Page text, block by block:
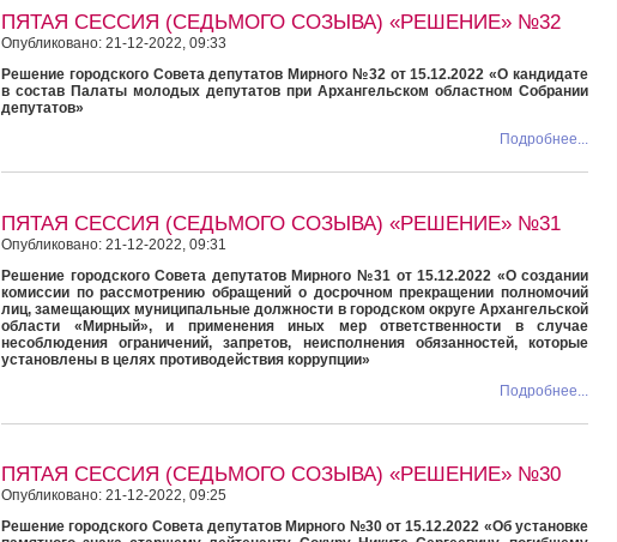
ПЯТАЯ СЕССИЯ (СЕДЬМОГО СОЗЫВА) «РЕШЕНИЕ» №32
Опубликовано: 21-12-2022, 09:33
Решение городского Совета депутатов Мирного №32 от 15.12.2022 «О кандидате
в состав Палаты молодых депутатов при Архангельском областном Собрании
депутатов»
Подробнее...
ПЯТАЯ СЕССИЯ (СЕДЬМОГО СОЗЫВА) «РЕШЕНИЕ» №31
Опубликовано: 21-12-2022, 09:31
Решение городского Совета депутатов Мирного №31 от 15.12.2022 «О создании
комиссии по рассмотрению обращений о досрочном прекращении полномочий
лиц, замещающих муниципальные должности в городском округе Архангельской
области «Мирный», и применения иных мер ответственности в случае
несоблюдения ограничений, запретов, неисполнения обязанностей, которые
установлены в целях противодействия коррупции»
Подробнее...
ПЯТАЯ СЕССИЯ (СЕДЬМОГО СОЗЫВА) «РЕШЕНИЕ» №30
Опубликовано: 21-12-2022, 09:25
Решение городского Совета депутатов Мирного №30 от 15.12.2022 «Об установке